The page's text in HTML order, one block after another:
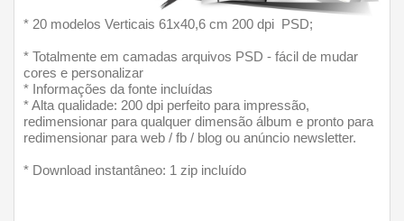
* 20 modelos Verticais 61x40,6 cm 200 dpi  PSD;
* Totalmente em camadas arquivos PSD - fácil de mudar
cores e personalizar
* Informações da fonte incluídas
* Alta qualidade: 200 dpi perfeito para impressão,
redimensionar para qualquer dimensão álbum e pronto para
redimensionar para web / fb / blog ou anúncio newsletter.
* Download instantâneo: 1 zip incluído